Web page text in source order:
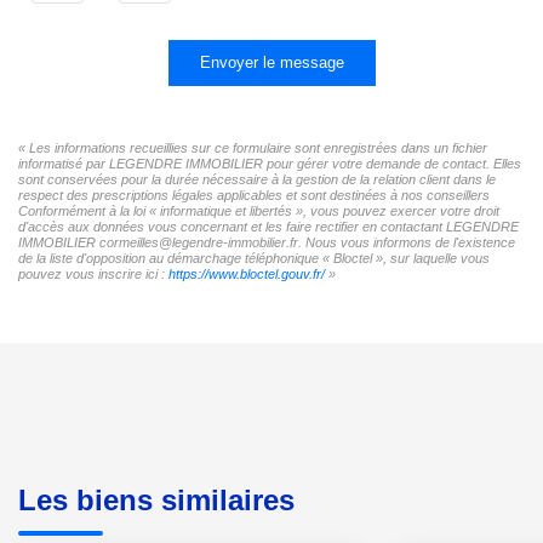
Envoyer le message
« Les informations recueillies sur ce formulaire sont enregistrées dans un fichier
informatisé par LEGENDRE IMMOBILIER pour gérer votre demande de contact. Elles
sont conservées pour la durée nécessaire à la gestion de la relation client dans le
respect des prescriptions légales applicables et sont destinées à nos conseillers
Conformément à la loi « informatique et libertés », vous pouvez exercer votre droit
d'accès aux données vous concernant et les faire rectifier en contactant LEGENDRE
IMMOBILIER cormeilles@legendre-immobilier.fr. Nous vous informons de l'existence
de la liste d'opposition au démarchage téléphonique « Bloctel », sur laquelle vous
pouvez vous inscrire ici : https://www.bloctel.gouv.fr/»
Les biens similaires